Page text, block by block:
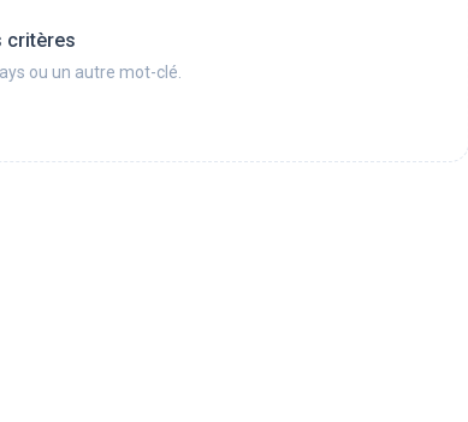
critères
ou un autre mot-clé.